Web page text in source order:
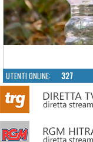
UTENTI ONLINE: 327